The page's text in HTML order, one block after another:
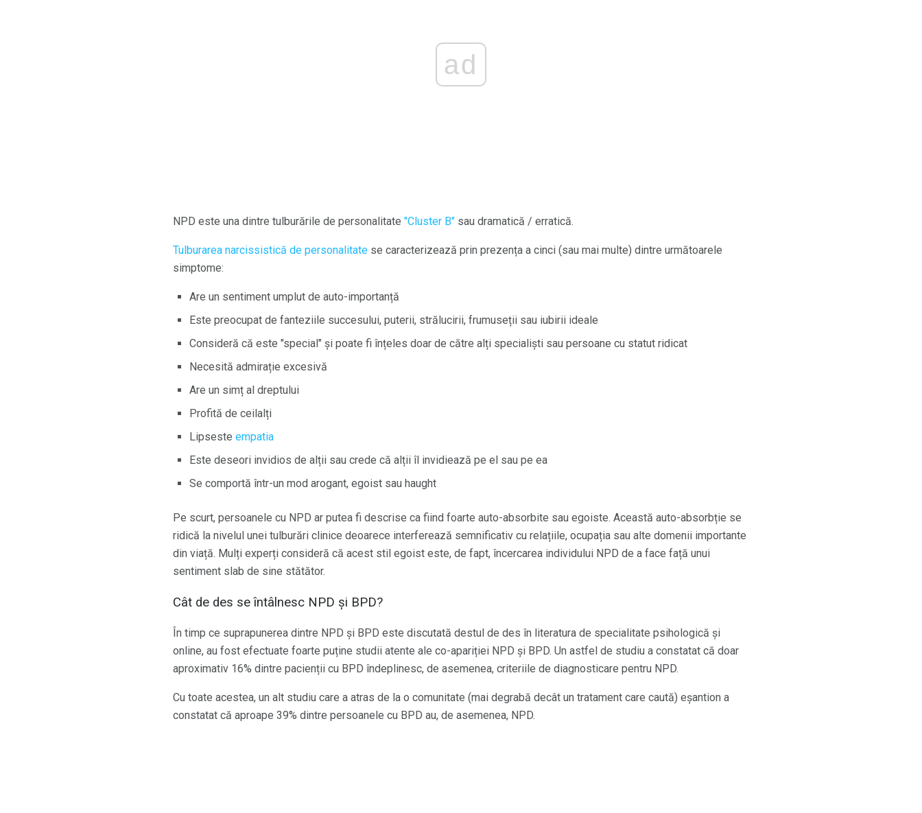
ad
NPD este una dintre tulburările de personalitate "Cluster B" sau dramatică / erratică.
Tulburarea narcissistică de personalitate se caracterizează prin prezența a cinci (sau mai multe) dintre următoarele
simptome:
Are un sentiment umplut de auto-importanță
Este preocupat de fanteziile succesului, puterii, strălucirii, frumuseții sau iubirii ideale
Consideră că este "special" și poate fi înțeles doar de către alți specialiști sau persoane cu statut ridicat
Necesită admirație excesivă
Are un simț al dreptului
Profită de ceilalți
Lipseste empatia
Este deseori invidios de alții sau crede că alții îl invidiează pe el sau pe ea
Se comportă într-un mod arogant, egoist sau haught
Pe scurt, persoanele cu NPD ar putea fi descrise ca fiind foarte auto-absorbite sau egoiste. Această auto-absorbție se
ridică la nivelul unei tulburări clinice deoarece interferează semnificativ cu relațiile, ocupația sau alte domenii importante
din viață. Mulți experți consideră că acest stil egoist este, de fapt, încercarea individului NPD de a face față unui
sentiment slab de sine stătător.
Cât de des se întâlnesc NPD și BPD?
În timp ce suprapunerea dintre NPD și BPD este discutată destul de des în literatura de specialitate psihologică și
online, au fost efectuate foarte puține studii atente ale co-apariției NPD și BPD. Un astfel de studiu a constatat că doar
aproximativ 16% dintre pacienții cu BPD îndeplinesc, de asemenea, criteriile de diagnosticare pentru NPD.
Cu toate acestea, un alt studiu care a atras de la o comunitate (mai degrabă decât un tratament care caută) eșantion a
constatat că aproape 39% dintre persoanele cu BPD au, de asemenea, NPD.